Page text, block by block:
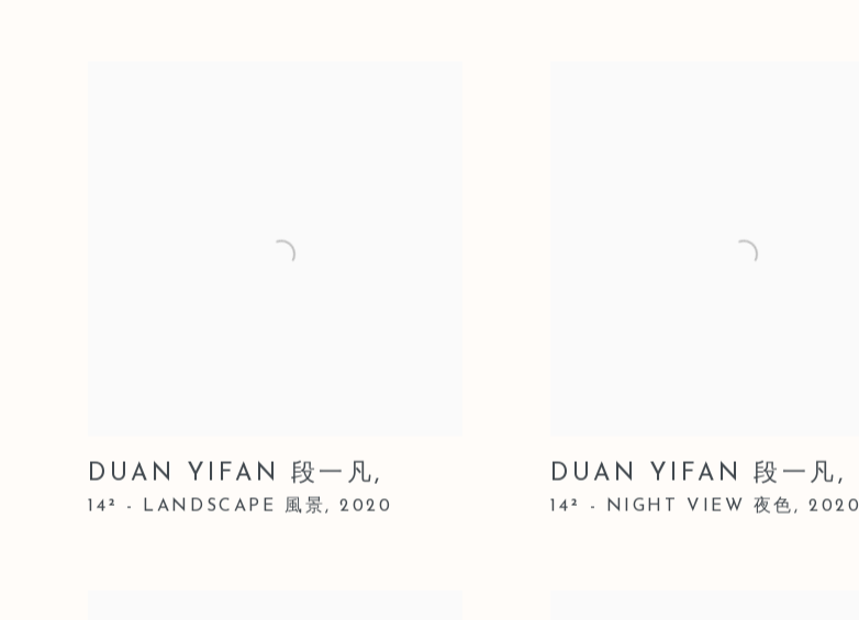
DUAN YIFAN 段一凡,
14² - LANDSCAPE 風景,2020
DUAN YIFAN 段一凡 ,
14² - NIGHT VIEW 夜色,2020